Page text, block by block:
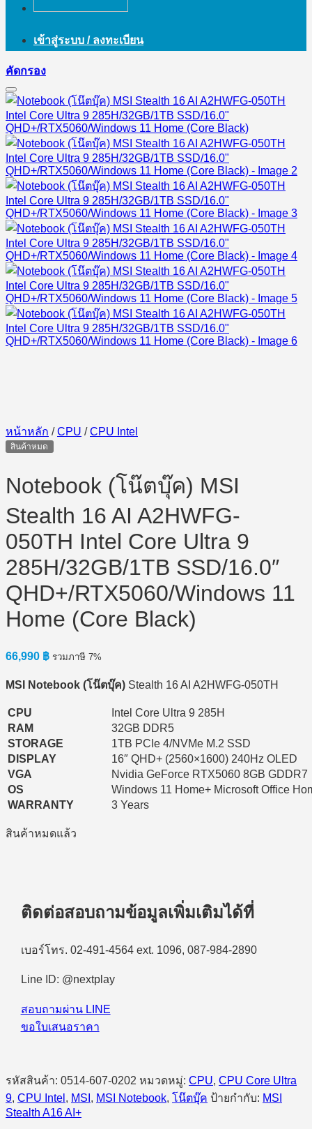
เข้าสู่ระบบ / ลงทะเบียน
คัดกรอง
หน้าหลัก / CPU / CPU Intel
สินค้าหมด
Notebook (โน๊ตบุ๊ค) MSI
Stealth 16 AI A2HWFG-
050TH Intel Core Ultra 9
285H/32GB/1TB SSD/16.0″
QHD+/RTX5060/Windows 11
Home (Core Black)
66,990 ฿ รวมภาษี 7%
MSI Notebook (โน๊ตบุ๊ค) Stealth 16 AI A2HWFG-050TH
CPU
Intel Core Ultra 9 285H
RAM
32GB DDR5
STORAGE
1TB PCIe 4/NVMe M.2 SSD
DISPLAY
16″ QHD+ (2560×1600) 240Hz OLED
VGA
Nvidia GeForce RTX5060 8GB GDDR7
OS
Windows 11 Home+ Microsoft Office
WARRANTY
3 Years
สินค้าหมดแล้ว
ติดต่อสอบถามข้อมูลเพิ่มเติมได้ที่
เบอร์โทร. 02-491-4564 ext. 1096, 087-984-2890
Line ID: @nextplay
สอบถามผ่าน LINE
ขอใบเสนอราคา
รหัสสินค้า: 0514-607-0202 หมวดหมู่: CPU, CPU Core Ultra
9, CPU Intel , MSI , MSI Notebook, โน๊ตบุ๊ค ป้ายกำกับ: MSI
Stealth A16 AI+